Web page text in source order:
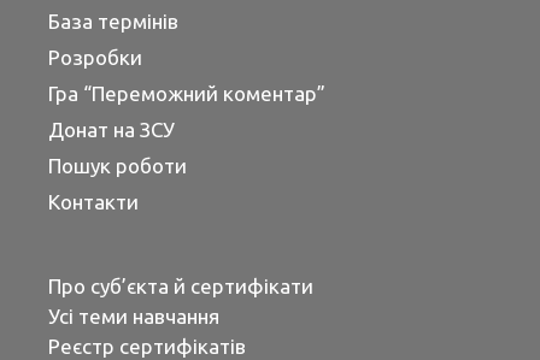
База термінів
Розробки
Гра “Переможний коментар”
Донат на ЗСУ
Пошук роботи
Контакти
Про суб’єкта й сертифікати
Усі теми навчання
Реєстр сертифікатів